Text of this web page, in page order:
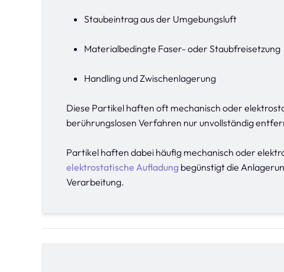
Staubeintrag aus der Umgebungsluft
Materialbedingte Faser- oder Staubfreisetzung
Handling und Zwischenlagerung
Diese Partikel haften oft mechanisch oder
berührungslosen Verfahren nur unvollständig
Partikel haften dabei häufig mechanisch oder
elektrostatische Aufladung begünstigt die
Verarbeitung.